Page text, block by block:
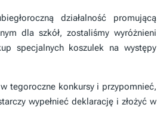
działalność promującą
dla szkół, zostaliśmy wyróżnieni
specjalnych koszulek na występy
tegoroczne konkursy i przypomnieć,
wypełnieć deklarację i złożyć w